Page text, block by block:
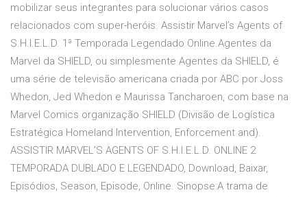
mobilizar seus integrantes para solucionar vários casos
relacionados com super-heróis. Assistir Marvel’s Agents of
S.H.I.E.L.D. 1ª Temporada Legendado Online.Agentes da
Marvel da SHIELD, ou simplesmente Agentes da SHIELD, é
uma série de televisão americana criada por ABC por Joss
Whedon, Jed Whedon e Maurissa Tancharoen, com base na
Marvel Comics organização SHIELD (Divisão de Logística
Estratégica Homeland Intervention, Enforcement and).
ASSISTIR MARVEL’S AGENTS OF S.H.I.E.L.D. ONLINE 2
TEMPORADA DUBLADO E LEGENDADO, Download, Baixar,
Episódios, Season, Episode, Online. Sinopse:A trama de